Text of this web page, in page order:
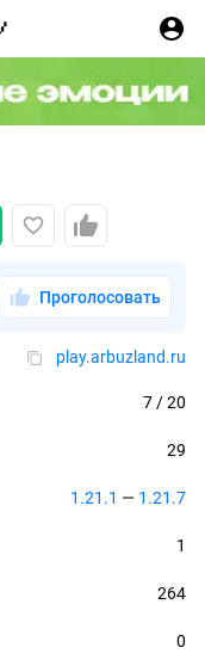
Проголосовать
play.arbuzland.ru
7 / 20
29
1.21.1 — 1.21.7
1
264
0